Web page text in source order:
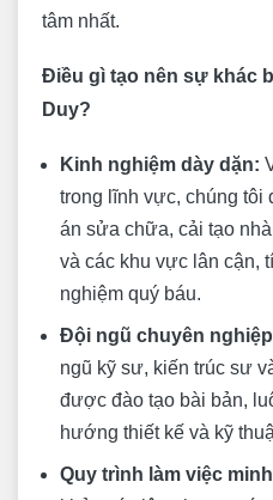
tâm nhất.
Điều gì tạo nên sự khác
Duy?
Kinh nghiệm dày dặn:
trong lĩnh vực, chúng tôi
án sửa chữa, cải tạo
và các khu vực lân cận,
nghiệm quý báu.
Đội ngũ chuyên
ngũ kỹ sư, kiến trúc sư
được đào tạo bài bản,
hướng thiết kế và kỹ
Quy trình làm việc